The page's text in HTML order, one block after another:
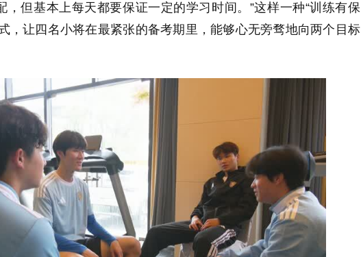
，但基本上每天都要保证一定的学习时间。”这样一种“训练有保
，让四名小将在最紧张的备考期里，能够心无旁骛地向两个目标